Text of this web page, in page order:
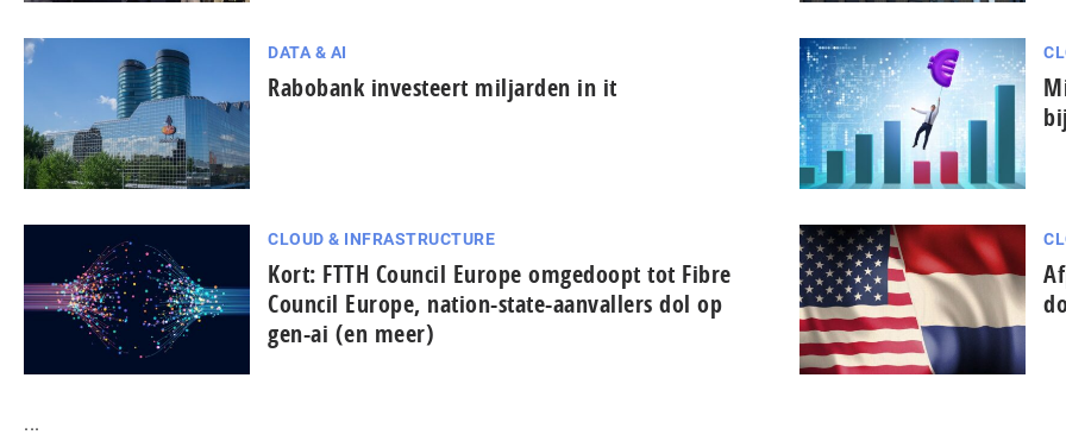
DATA & AI
Rabobank investeert miljarden in it
CLOUD & INFRASTRUCTURE
Kort: FTTH Council Europe omgedoopt tot Fibre
Council Europe, nation-state-aanvallers dol op
gen-ai (en meer)
...